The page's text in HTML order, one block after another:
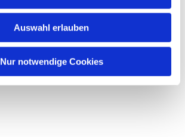
Auswahl erlauben
Nur notwendige Cookies